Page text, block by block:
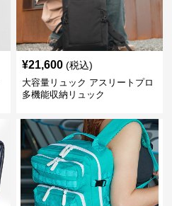
¥21,600 (税込)
大容量リュック アスリートプロ
多機能収納リュック